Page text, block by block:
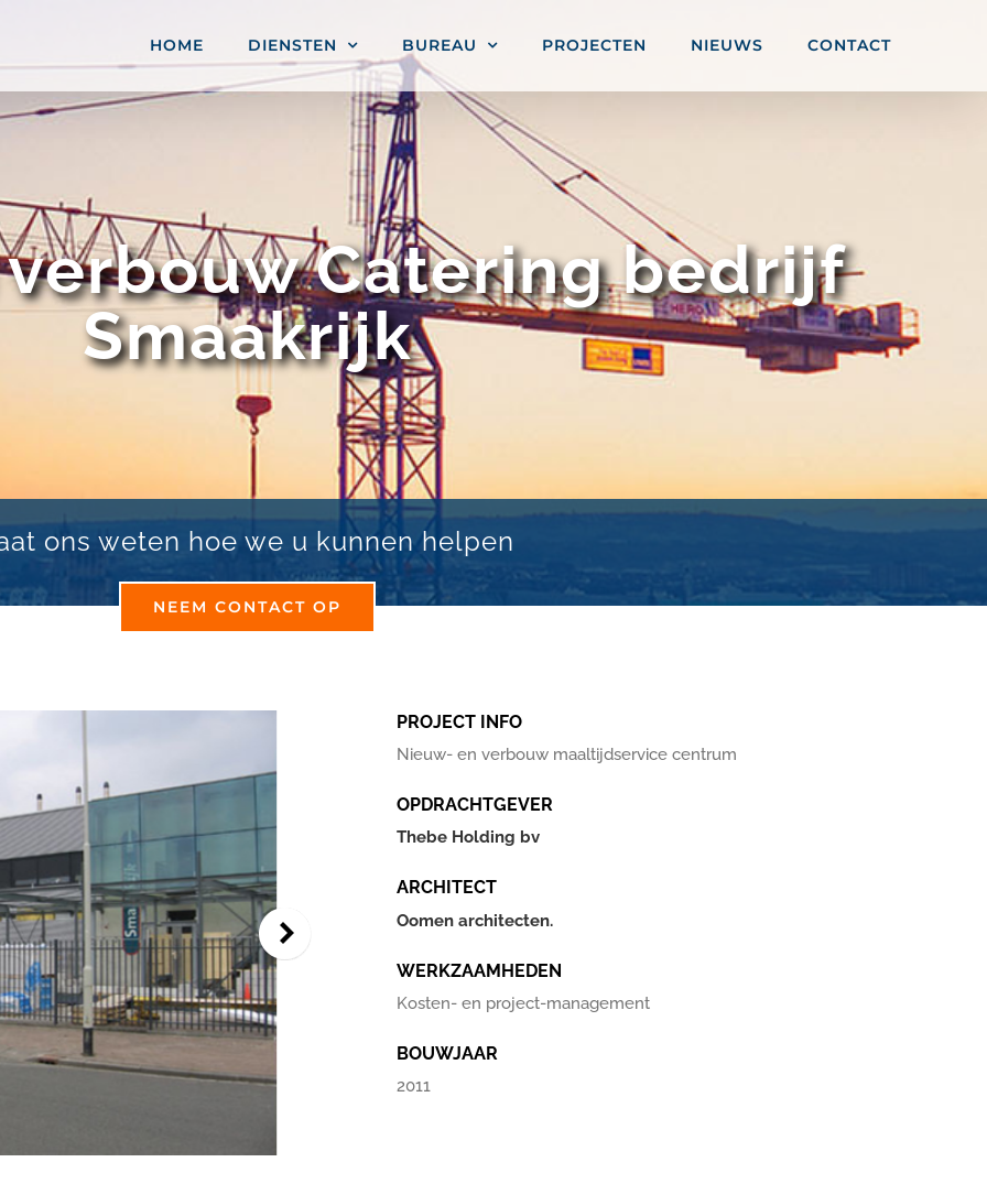
HOME DIENSTEN BUREAU PROJECTEN NIEUWS CONTACT
Catering bedrijf
Smaakrijk
ons weten hoe we u kunnen helpen
NEEM CONTACT OP
PROJECT INFO
Nieuw- en verbouw maaltijdservice centrum
OPDRACHTGEVER
Thebe Holding bv
ARCHITECT
Oomen architecten.
WERKZAAMHEDEN
Kosten- en project-management
BOUWJAAR
2011